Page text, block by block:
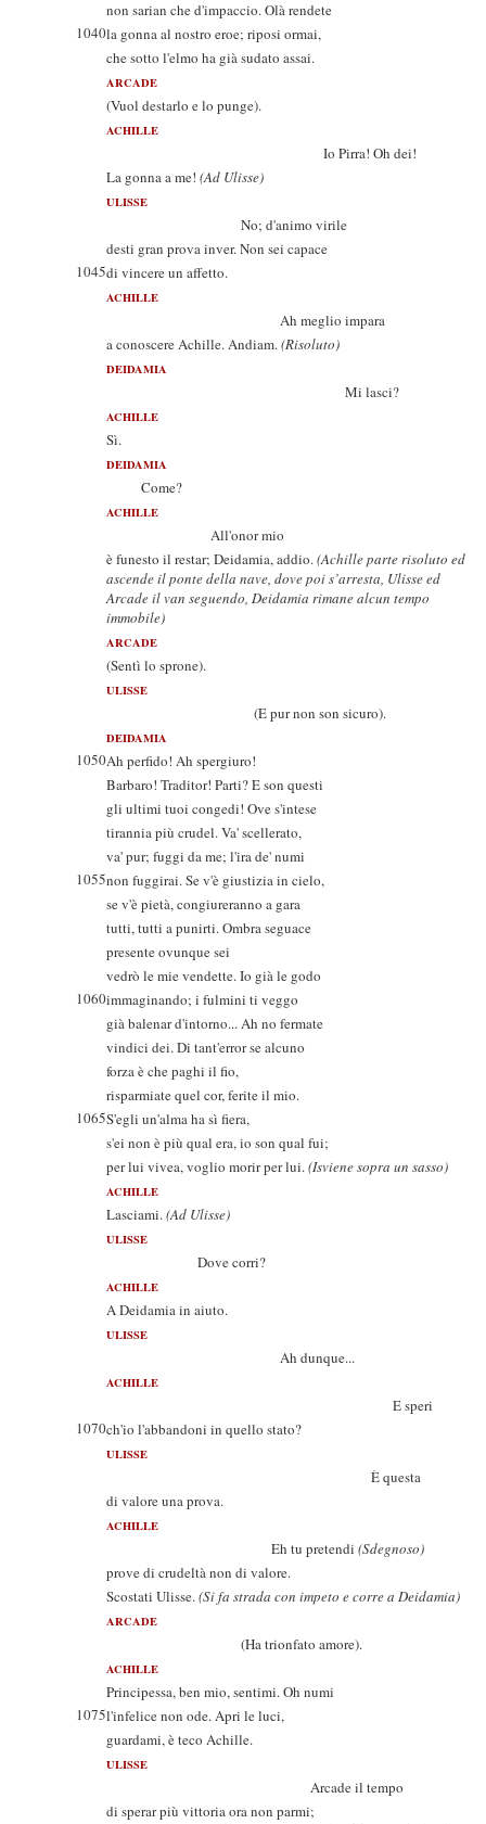
non sarian che d'impaccio. Olà rendete
1040la gonna al nostro eroe; riposi ormai,
che sotto l'elmo ha già sudato assai.
ARCADE
(Vuol destarlo e lo punge).
ACHILLE
Io Pirra! Oh dei!
La gonna a me! (Ad Ulisse)
ULISSE
No; d'animo virile
desti gran prova inver. Non sei capace
1045di vincere un affetto.
ACHILLE
Ah meglio impara
a conoscere Achille. Andiam.(Risoluto)
DEIDAMIA
Mi lasci?
ACHILLE
Sì.
DEIDAMIA
Come?
ACHILLE
All'onor mio
è funesto il restar; Deidamia, addio.(Achille parte risoluto ed
ascende il ponte della nave, dove poi s’arresta, Ulisse ed
Arcade il van seguendo, Deidamia rimane alcun tempo
immobile)
ARCADE
(Sentì lo sprone).
ULISSE
(E pur non son sicuro).
DEIDAMIA
1050Ah perfido! Ah spergiuro!
Barbaro! Traditor! Parti? E son questi
gli ultimi tuoi congedi! Ove s'intese
tirannia più crudel. Va' scellerato,
va' pur; fuggi da me; l'ira de' numi
1055non fuggirai. Se v'è giustizia in cielo,
se v'è pietà, congiureranno a gara
tutti, tutti a punirti. Ombra seguace
presente ovunque sei
vedrò le mie vendette. Io già le godo
1060immaginando; i fulmini ti veggo
già balenar d'intorno... Ah no fermate
vindici dei. Di tant'error se alcuno
forza è che paghi il fio,
risparmiate quel cor, ferite il mio.
1065S'egli un'alma ha sì fiera,
s'ei non è più qual era, io son qual fui;
per lui vivea, voglio morir per lui.(Isviene sopra un sasso)
ACHILLE
Lasciami.(Ad Ulisse)
ULISSE
Dove corri?
ACHILLE
A Deidamia in aiuto.
ULISSE
Ah dunque...
ACHILLE
E speri
1070ch'io l'abbandoni in quello stato?
ULISSE
È questa
di valore una prova.
ACHILLE
Eh tu pretendi (Sdegnoso)
prove di crudeltà non di valore.
Scostati Ulisse.(Si fa strada con impeto e corre a Deidamia)
ARCADE
(Ha trionfato amore).
ACHILLE
Principessa, ben mio, sentimi. Oh numi
1075l'infelice non ode. Apri le luci,
guardami, è teco Achille.
ULISSE
Arcade il tempo
di sperar più vittoria ora non parmi;